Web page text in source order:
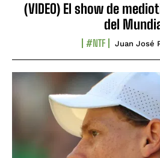
(VIDEO) El show de
del
#NTF Juan José